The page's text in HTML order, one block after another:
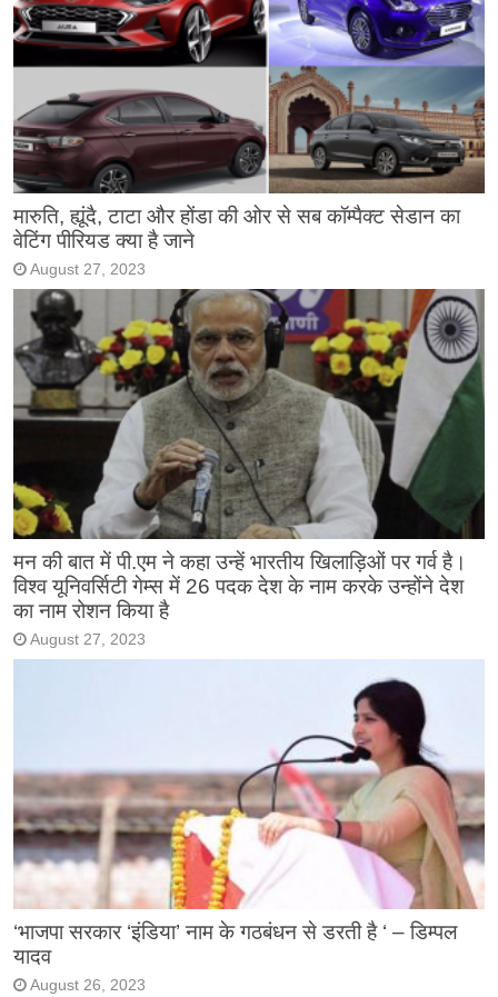
मारुति, ह्यूंदै, टाटा और होंडा की ओर से सब कॉम्पैक्ट सेडान का
वेटिंग पीरियड क्या है जाने
August 27, 2023
मन की बात में पी.एम ने कहा उन्हें भारतीय खिलाड़िओं पर गर्व है।
विश्व यूनिवर्सिटी गेम्स में 26 पदक देश के नाम करके उन्होंने देश
का नाम रोशन किया है
August 27, 2023
‘भाजपा सरकार ‘इंडिया’ नाम के गठबंधन से डरती है ‘ – डिम्पल
यादव
August 26, 2023